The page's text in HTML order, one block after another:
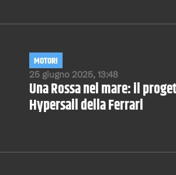
25 giugno 2025, 13:48
MOTORI
Una Rossa nel mare: il
Hypersail della Ferrari